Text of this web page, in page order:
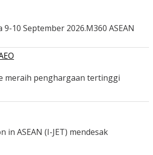
10 September 2026.M360 ASEAN
meraih penghargaan tertinggi
in ASEAN (I-JET) mendesak